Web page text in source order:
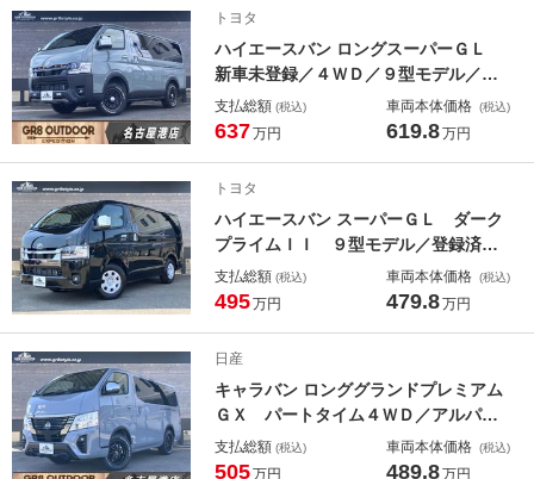
トヨタ
ハイエースバン ロングスーパーＧＬ
新車未登録／４ＷＤ／９型モデル／寒
冷地仕様／ディスプレイオーディオプ
ラス／パワースライドドア／デジタル
ラシックブラックインテリア
支払総額 (税込)
637万円
車両本体価格 (税込)
619.8万円
トヨタ
ハイエースバン スーパーＧＬ ダーク
プライムＩＩ ９型モデル／登録済未
使用車／ディスプレイオーディオプラ
ス／パワースライドドア／デジタルイ
ｍヘッド／セーフティセンス
支払総額 (税込)
495万円
車両本体価格 (税込)
479.8万円
日産
キャラバン ロンググランドプレミアム
ＧＸ パートタイム４ＷＤ／アルパイ
ンディスプレイオーディオ／アラウン
ドビューモニター／インテリジェント
支払総額 (税込)
505万円
車両本体価格 (税込)
489.8万円